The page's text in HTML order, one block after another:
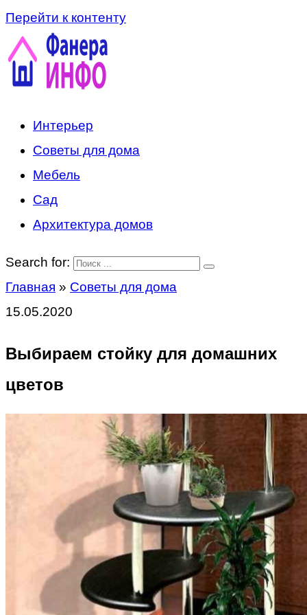
Перейти к контенту
Интерьер
Советы для дома
Мебель
Сад
Архитектура домов
Search for:
Главная » Советы для дома
15.05.2020
Выбираем стойку для домашних
цветов